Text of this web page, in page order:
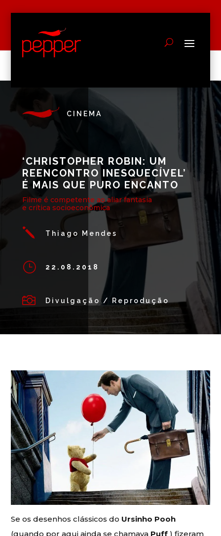
CINEMA
‘CHRISTOPHER ROBIN: UM
REENCONTRO INESQUECÍVEL’
É MAIS QUE PURO ENCANTO
Filme é competente ao aliar fantasia
e crítica socioeconômica
j Thiago Mendes
} 22.08.2018
 Divulgação / Reprodução
Se os desenhos clássicos do Ursinho Pooh
(quando por aqui ainda se chamava Puff ) fizeram